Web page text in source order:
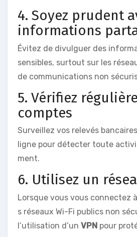
4. Soyez prudent
informations
Évitez de divulguer des
sensibles, surtout sur les
de communications non
5. Vérifiez
comptes
Surveillez vos relevés
ligne pour détecter toute
ment.
6. Utilisez un
Lorsque vous vous connectez
s réseaux Wi-Fi publics non
l’utilisation d’un VPN pour